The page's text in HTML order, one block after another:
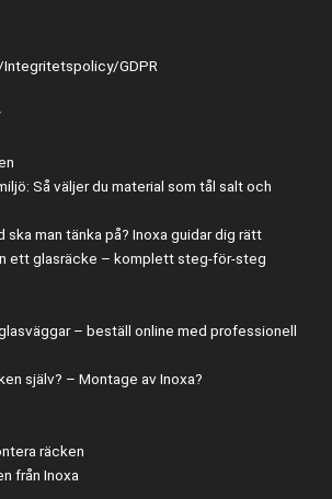
GDPR
Så väljer du material som tål salt och
ska man tänka på? Inoxa guidar dig rätt
ett glasräcke – komplett steg-för-steg
– beställ online med professionell
själv? – Montage av Inoxa?
räcken
från Inoxa